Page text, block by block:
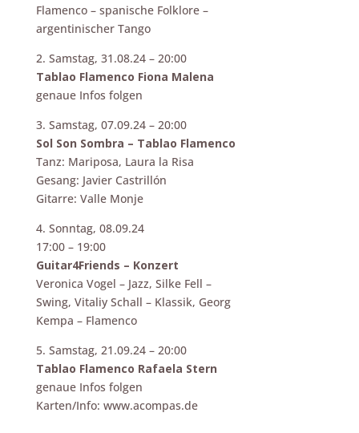
Flamenco – spanische Folklore –
argentinischer Tango
2. Samstag, 31.08.24 – 20:00
Tablao Flamenco Fiona Malena
genaue Infos folgen
3. Samstag, 07.09.24 – 20:00
Sol Son Sombra – Tablao Flamenco
Tanz: Mariposa, Laura la Risa
Gesang: Javier Castrillón
Gitarre: Valle Monje
4. Sonntag, 08.09.24
17:00 – 19:00
Guitar4Friends – Konzert
Veronica Vogel – Jazz, Silke Fell –
Swing, Vitaliy Schall – Klassik, Georg
Kempa – Flamenco
5. Samstag, 21.09.24 – 20:00
Tablao Flamenco Rafaela Stern
genaue Infos folgen
Karten/Info: www.acompas.de